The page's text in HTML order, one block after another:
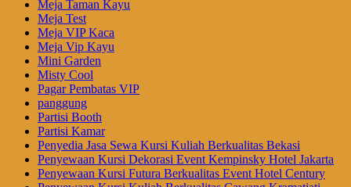
Meja Taman Kayu
Meja Test
Meja VIP Kaca
Meja Vip Kayu
Mini Garden
Misty Cool
Pagar Pembatas VIP
panggung
Partisi Booth
Partisi Kamar
Penyedia Jasa Sewa Kursi Kuliah Berkualitas Bekasi
Penyewaan Kursi Dekorasi Event Kempinsky Hotel Jakarta
Penyewaan Kursi Futura Berkualitas Event Hotel Century